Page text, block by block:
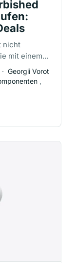
nicht
mit einem
oder
· Georgii Vorot
,